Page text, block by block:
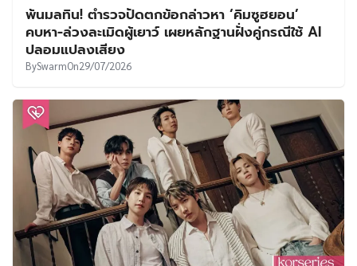
พ้นมลทิน! ตำรวจปัดตกข้อกล่าวหา ‘คิมซูฮยอน’
คบหา-ล่วงละเมิดผู้เยาว์ เผยหลักฐานฝั่งคู่กรณีใช้ AI
ปลอมแปลงเสียง
BySwarmOn29/07/2026